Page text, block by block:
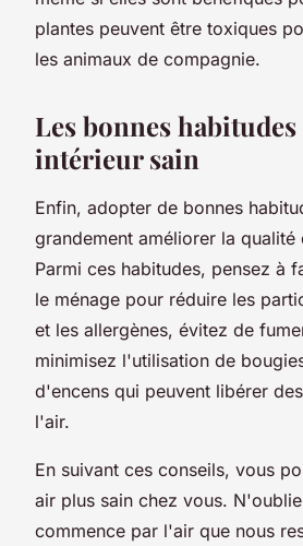
plantes peuvent être toxiques
les animaux de compagnie.
Les bonnes
intérieur sain
Enfin, adopter de bonnes
grandement améliorer la qualité
Parmi ces habitudes, pensez à
le ménage pour réduire les
et les allergènes, évitez de
minimisez l'utilisation de
d'encens qui peuvent libérer
l'air.
En suivant ces conseils, vous
air plus sain chez vous.
commence par l'air que nous